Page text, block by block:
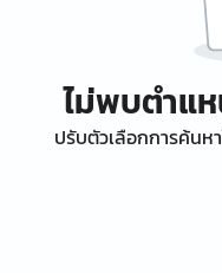
ไม่พบตำแ
ปรับตัวเลือกการค้นห